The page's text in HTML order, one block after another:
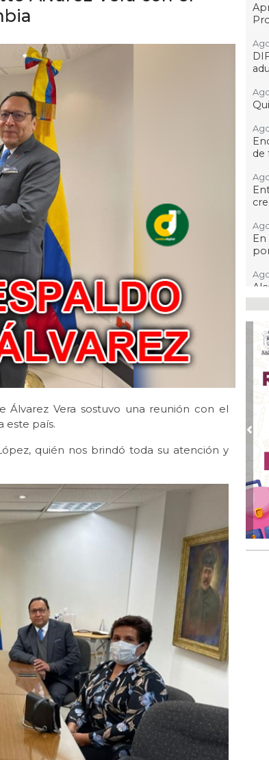
Álvarez Vera sostuvo una reunión con el
este país.
quién nos brindó toda su atención y
de